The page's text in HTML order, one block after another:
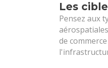
Les
Pensez aux
de